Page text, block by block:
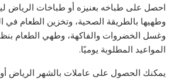
احصل على طباخه بعنيزه أو طباخات الرياض
وطهيها بالطريقة الصحية، وتخزين الطعام في
وغسل الخضروات والفاكهة، وطهي الطعام
المواعيد المطلوبة يوميًا.
يمكنك الحصول على عاملات بالشهر الرياض